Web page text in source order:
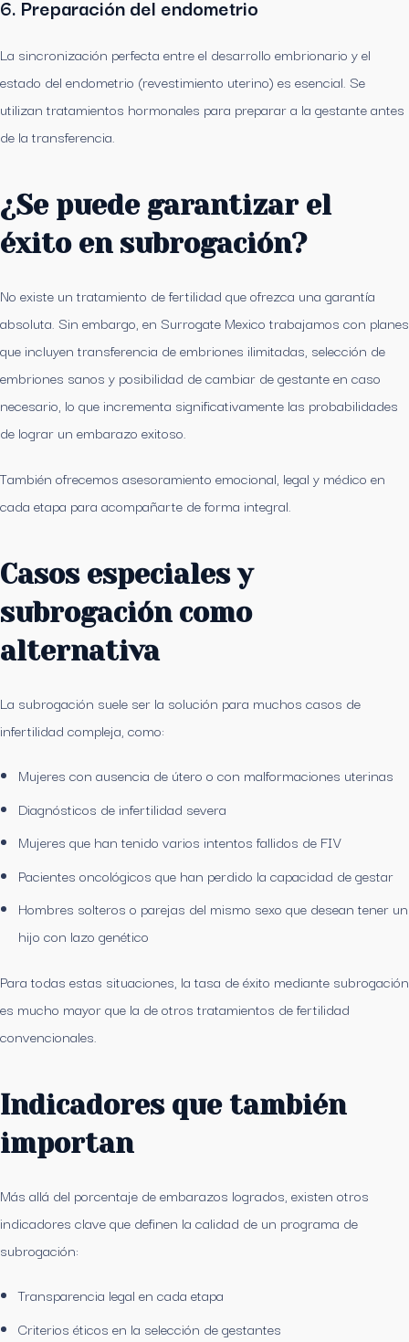
6. Preparación del endometrio
La sincronización perfecta entre el desarrollo embrionario y el
estado del endometrio (revestimiento uterino) es esencial. Se
utilizan tratamientos hormonales para preparar a la gestante antes
de la transferencia.
¿Se puede garantizar el
éxito en subrogación?
No existe un tratamiento de fertilidad que ofrezca una garantía
absoluta. Sin embargo, en Surrogate Mexico trabajamos con planes
que incluyen transferencia de embriones ilimitadas, selección de
embriones sanos y posibilidad de cambiar de gestante en caso
necesario, lo que incrementa significativamente las probabilidades
de lograr un embarazo exitoso.
También ofrecemos asesoramiento emocional, legal y médico en
cada etapa para acompañarte de forma integral.
Casos especiales y
subrogación como
alternativa
La subrogación suele ser la solución para muchos casos de
infertilidad compleja, como:
Mujeres con ausencia de útero o con malformaciones uterinas
Diagnósticos de infertilidad severa
Mujeres que han tenido varios intentos fallidos de FIV
Pacientes oncológicos que han perdido la capacidad de gestar
Hombres solteros o parejas del mismo sexo que desean tener un
hijo con lazo genético
Para todas estas situaciones, la tasa de éxito mediante subrogación
es mucho mayor que la de otros tratamientos de fertilidad
convencionales.
Indicadores que también
importan
Más allá del porcentaje de embarazos logrados, existen otros
indicadores clave que definen la calidad de un programa de
subrogación:
Transparencia legal en cada etapa
Criterios éticos en la selección de gestantes